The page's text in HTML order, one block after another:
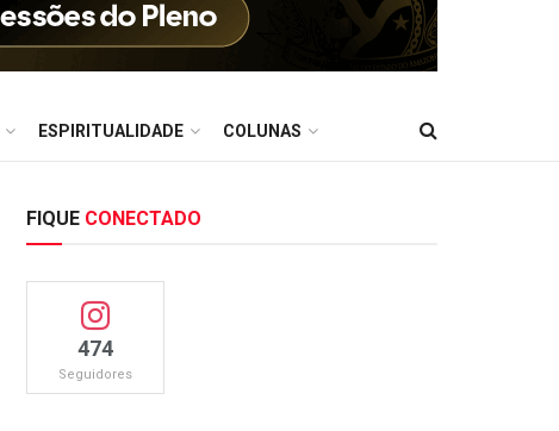
ESPIRITUALIDADE COLUNAS
FIQUE CONECTADO
474
Seguidores